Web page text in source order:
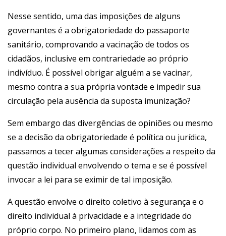
Nesse sentido, uma das imposições de alguns
governantes é a obrigatoriedade do passaporte
sanitário, comprovando a vacinação de todos os
cidadãos, inclusive em contrariedade ao próprio
indivíduo. É possível obrigar alguém a se vacinar,
mesmo contra a sua própria vontade e impedir sua
circulação pela ausência da suposta imunização?
Sem embargo das divergências de opiniões ou mesmo
se a decisão da obrigatoriedade é política ou jurídica,
passamos a tecer algumas considerações a respeito da
questão individual envolvendo o tema e se é possível
invocar a lei para se eximir de tal imposição.
A questão envolve o direito coletivo à segurança e o
direito individual à privacidade e a integridade do
próprio corpo. No primeiro plano, lidamos com as